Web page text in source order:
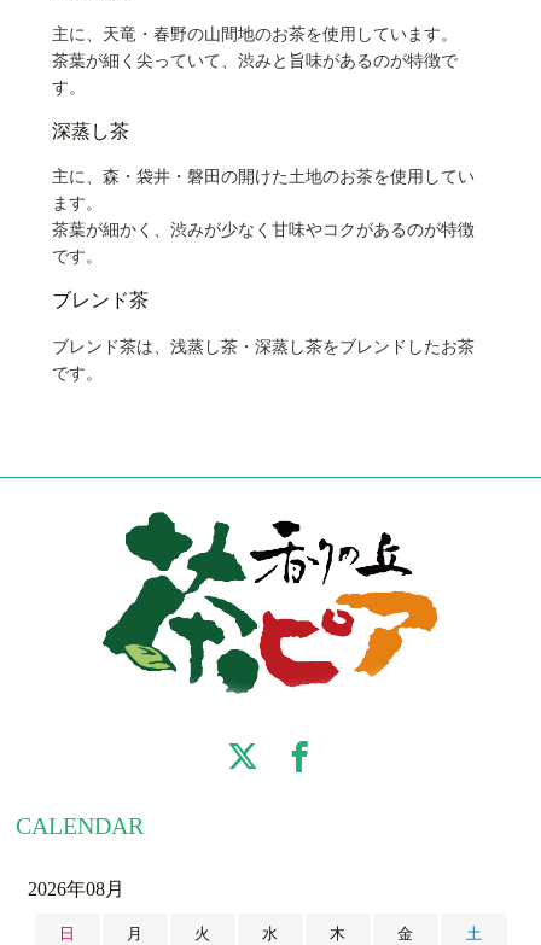
主に、天竜・春野の山間地のお茶を使用しています。
茶葉が細く尖っていて、渋みと旨味があるのが特徴で
す。
深蒸し茶
主に、森・袋井・磐田の開けた土地のお茶を使用してい
ます。
茶葉が細かく、渋みが少なく甘味やコクがあるのが特徴
です。
ブレンド茶
ブレンド茶は、浅蒸し茶・深蒸し茶をブレンドしたお茶
です。
CALENDAR
2026年08月
日 月 火 水 木 金 土